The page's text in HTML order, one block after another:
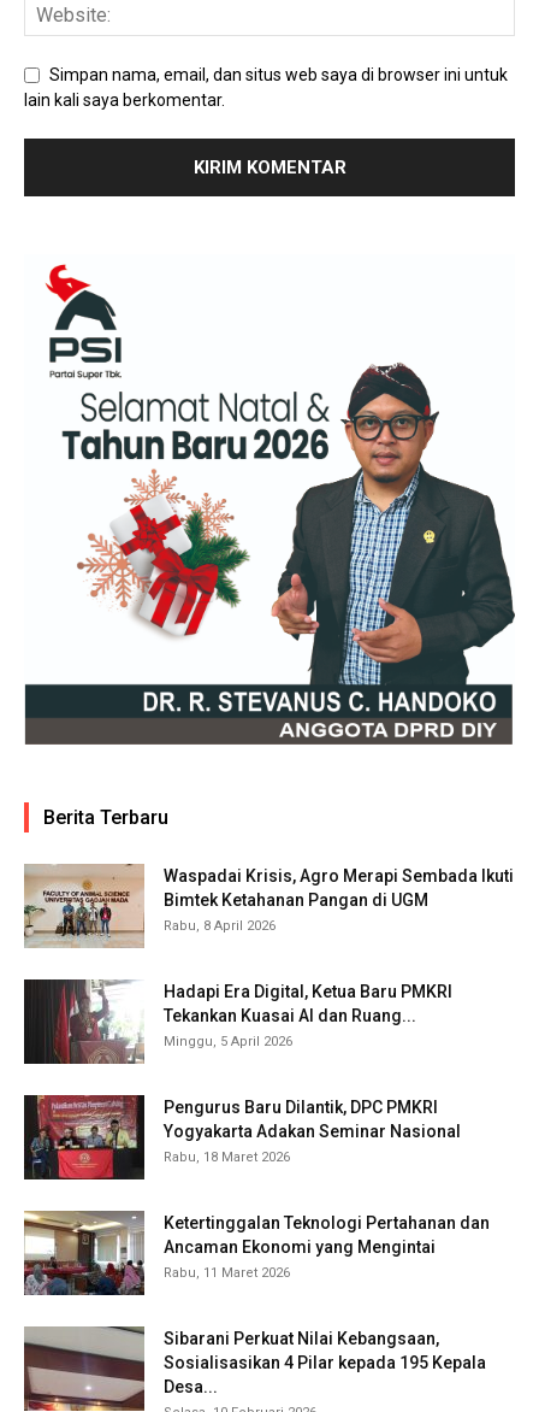
Simpan nama, email, dan situs web saya di browser ini untuk
lain kali saya berkomentar.
Berita Terbaru
Waspadai Krisis, Agro Merapi Sembada Ikuti
Bimtek Ketahanan Pangan di UGM
Rabu, 8 April 2026
Hadapi Era Digital, Ketua Baru PMKRI
Tekankan Kuasai AI dan Ruang...
Minggu, 5 April 2026
Pengurus Baru Dilantik, DPC PMKRI
Yogyakarta Adakan Seminar Nasional
Rabu, 18 Maret 2026
Ketertinggalan Teknologi Pertahanan dan
Ancaman Ekonomi yang Mengintai
Rabu, 11 Maret 2026
Sibarani Perkuat Nilai Kebangsaan,
Sosialisasikan 4 Pilar kepada 195 Kepala
Desa...